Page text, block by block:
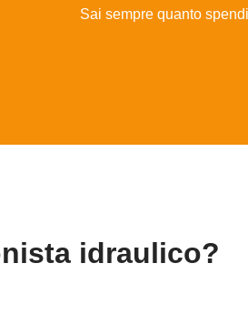
Sai sempre quanto spendi
idraulico?